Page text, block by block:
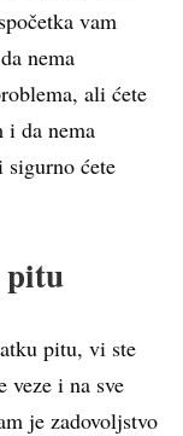
vam
nema
ali ćete
i da nema
ćete
pitu
pitu, vi ste
veze i na sve
je zadovoljstvo